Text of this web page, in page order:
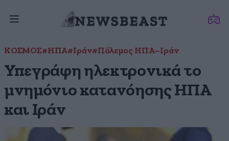
ΚΟΣΜΟΣ#ΗΠΑ#Ιράν#Πόλεμος ΗΠΑ–Ιράν
Υπεγράφη ηλεκτρονικά το
μνημόνιο κατανόησης ΗΠΑ
και Ιράν